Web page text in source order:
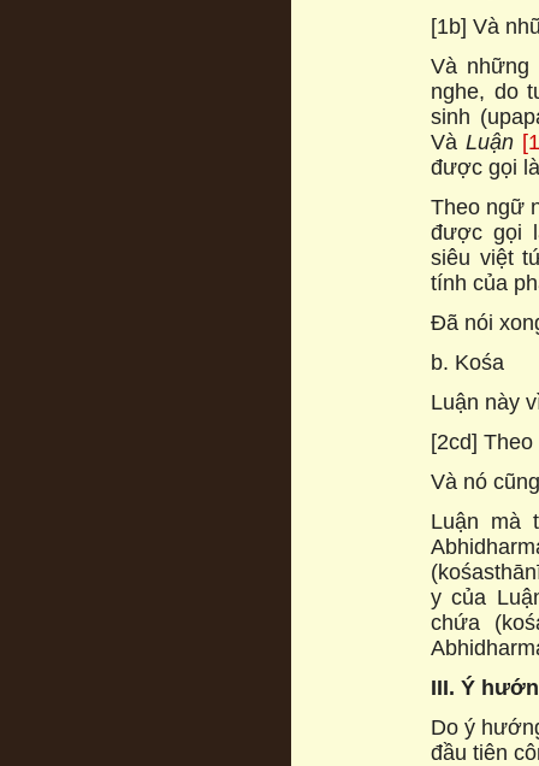
[1b] Và
Và
nghe, do
sinh
VàLuận
được gọi
Theo ngữ
được gọi
siêu việt
tính của
Đã nói
b. Kośa
Luận này
[2cd]
Và nó
Luận mà
y của
chứa
III. Ý
Do ý
đầu tiên